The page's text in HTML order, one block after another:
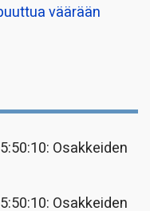
väärään
Osakkeiden
Osakkeiden